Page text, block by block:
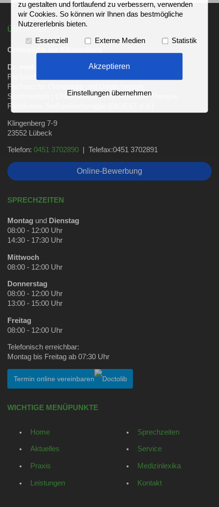
ÜBER UNS
Orthopädie am Klingenberg
Dr. med. Marc-Reimer Vogelsang
Facharzt für Orthopädie
Facharzt für Orthopädie und Unfallchirurgie
Sportmedizin | Chirotherapie | Physikalische Therapie
Fachkunde Stoßwellentherapie (DIGEST e.V.)
Klingenberg 7-9
23552 Lübeck
Telefon: 0451 3702890 | Telefax:0451 3702891
Online-Bewerbung
SPRECHZEITEN
Montag und Dienstag
08:00 - 12:00 Uhr
14:30 - 17:30 Uhr
Mittwoch
08:00 - 12:00 Uhr
Donnerstag
08:00 - 12:00 Uhr
13:00 - 15:00 Uhr
Freitag
08:00 - 12:00 Uhr
Telefonisch erreichbar:
Montag bis Freitag ab 07:30 Uhr
Termin online vereinbaren
WICHTIGE MENÜPUNKTE
Home
Aktuelles
Praxis
Leistungen
Sprechzeiten
Service
Medizinlexika
Kontakt
zu gestalten und fortlaufend zu verbessern, verwenden
wir Cookies. So können wir Ihnen das bestmögliche
Nutzererlebnis bieten.
Essenziell Externe Medien Statistik
Akzeptieren
Einstellungen übernehmen